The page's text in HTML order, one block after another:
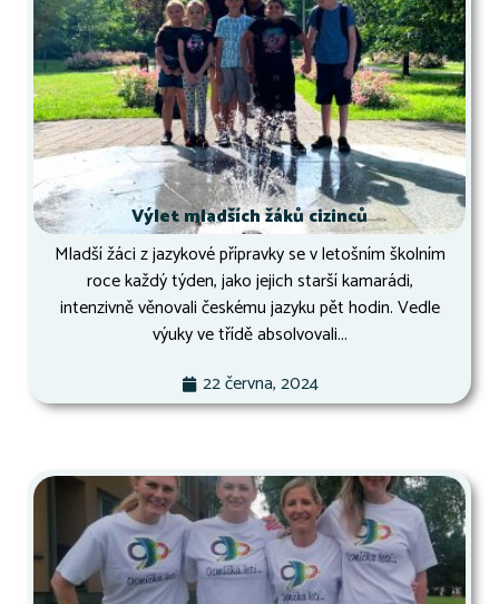
Výlet mladších žáků cizinců
Mladší žáci z jazykové přípravky se v letošním školním
roce každý týden, jako jejich starší kamarádi,
intenzivně věnovali českému jazyku pět hodin. Vedle
výuky ve třídě absolvovali...
22 června, 2024